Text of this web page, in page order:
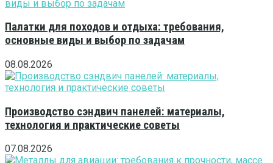
Палатки для походов и отдыха: требования,
основные виды и выбор по задачам
08.08.2026
Производство сэндвич панелей: материалы,
технология и практические советы
07.08.2026